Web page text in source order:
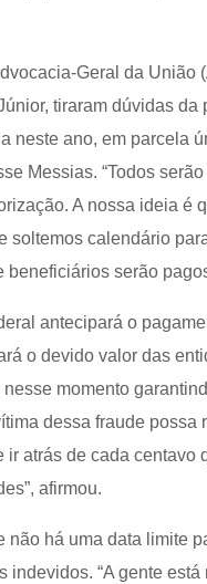
Geral da União
tiraram dúvidas da
neste ano, em parcela
Messias. “Todos
A nossa ideia é
soltemos calendário
serão
antecipará o
o devido valor das
momento
dessa fraude possa
atrás de cada centavo
afirmou.
há uma data limite
indevidos. “A gente